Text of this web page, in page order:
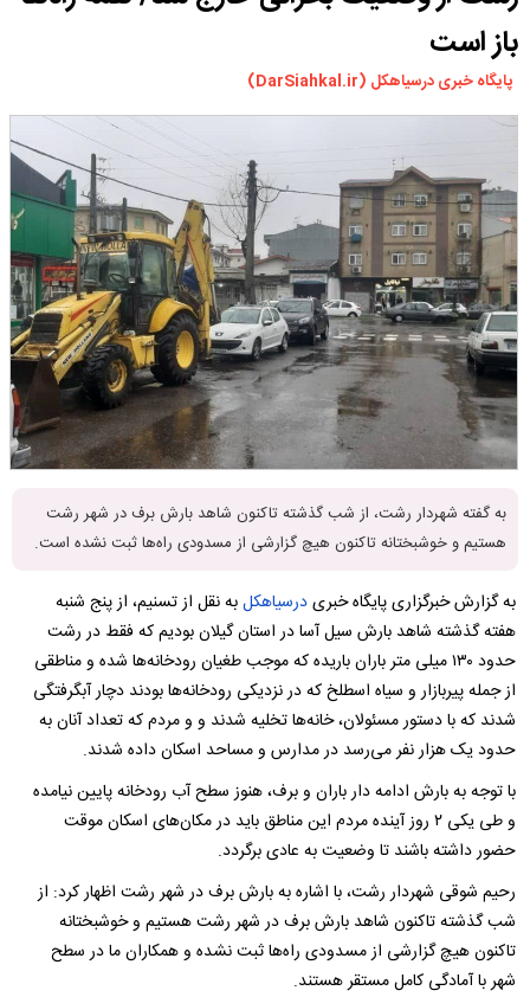
چندرسانه ای
درباره ما
باز است
پایگاه خبری درسیاهکل (DarSiahkal.ir)
به گفته شهردار رشت،‌ از شب گذشته تاکنون شاهد بارش برف در شهر رشت
هستیم و خوشبختانه تاکنون هیچ گزارشی از مسدودی راه‌ها ثبت نشده است.
به گزارش خبرگزاری پایگاه خبریدرسیاهکلبه نقل از تسنیم، از پنج شنبه
هفته گذشته شاهد بارش سیل آسا در استان گیلان بودیم که فقط در رشت
حدود ۱۳۰ میلی متر باران باریده که موجب طغیان رودخانه‌ها شده و مناطقی
از جمله پیربازار و سیاه اسطلخ که در نزدیکی رودخانه‌ها بودند دچار آبگرفتگی
شدند که با دستور مسئولان، خانه‌ها تخلیه شدند و و مردم که تعداد آنان به
حدود یک هزار نفر می‌رسد در مدارس و مساحد اسکان داده شدند.
با توجه به بارش ادامه دار باران و برف، هنوز سطح آب رودخانه پایین نیامده
و طی یکی ۲ روز آینده مردم این مناطق باید در مکان‌های اسکان موقت
حضور داشته باشند تا وضعیت به عادی برگردد.
رحیم شوقی شهردار رشت، با اشاره به بارش برف در شهر رشت اظهار کرد: از
شب گذشته تاکنون شاهد بارش برف در شهر رشت هستیم و خوشبختانه
تاکنون هیچ گزارشی از مسدودی راه‌ها ثبت نشده و همکاران ما در سطح
شهر با آمادگی کامل مستقر هستند.